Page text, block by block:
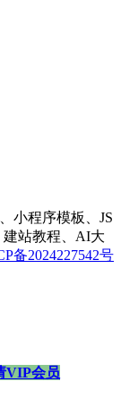
小程序模板、JS
建站教程、AI大
备2024227542号
VIP会员